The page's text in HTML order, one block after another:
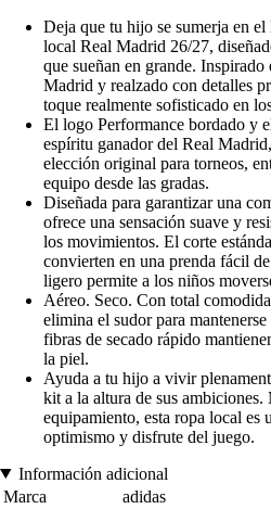
Deja que tu hijo se sumerja en
local Real Madrid 26/27,
que sueñan en grande.
Madrid y realzado con detalles
toque realmente sofisticado en
El logo Performance bordado y
espíritu ganador del Real
elección original para torneos,
equipo desde las gradas.
Diseñada para garantizar una
ofrece una sensación suave y
los movimientos. El corte
convierten en una prenda fácil
ligero permite a los niños
Aéreo. Seco. Con total
elimina el sudor para
fibras de secado rápido
la piel.
Ayuda a tu hijo a vivir
kit a la altura de sus ambiciones.
equipamiento, esta ropa local es
optimismo y disfrute del juego.
Información adicional
Marca
adidas